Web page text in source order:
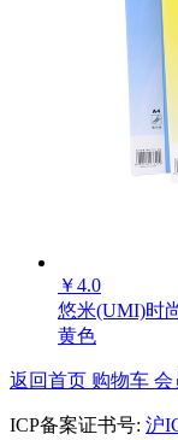
￥4.0
悠米(UMI)时
黄色
返回首页 购物车 会
ICP备案证书号: 沪